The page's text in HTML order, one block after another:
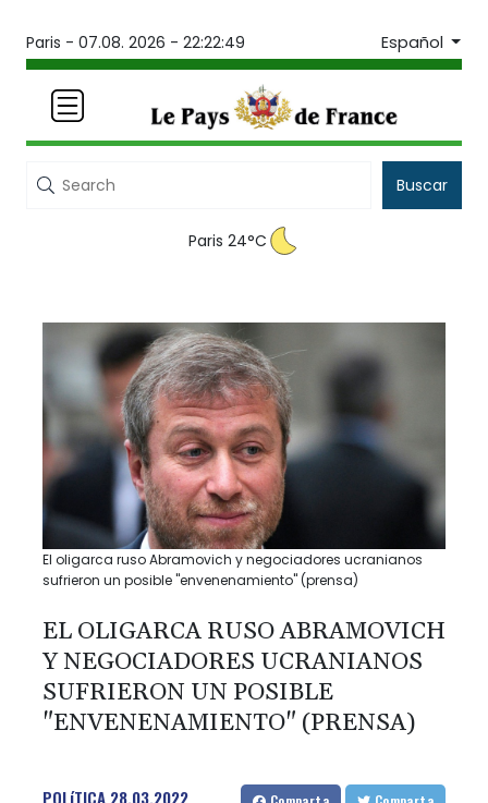
Paris - 07.08. 2026 - 22:22:49 Español
Buscar
Paris 24°C
El oligarca ruso Abramovich y negociadores ucranianos
sufrieron un posible "envenenamiento" (prensa)
EL OLIGARCA RUSO ABRAMOVICH
Y NEGOCIADORES UCRANIANOS
SUFRIERON UN POSIBLE
"ENVENENAMIENTO" (PRENSA)
POLíTICA 28.03.2022